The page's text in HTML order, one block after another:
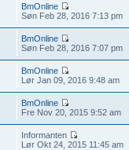
BmOnline
Søn Feb 28, 2016 7:13 pm
BmOnline
Søn Feb 28, 2016 7:07 pm
BmOnline
Lør Jan 09, 2016 9:48 am
BmOnline
Fre Nov 20, 2015 9:52 am
Informanten
Lør Okt 24, 2015 11:45 am